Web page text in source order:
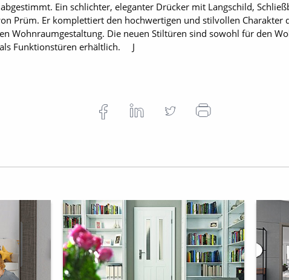
Ein schlichter, eleganter Drücker mit Langschild,
Prüm. Er komplettiert den hochwertigen und stilvollen Charakter
Wohnraumgestaltung. Die neuen Stiltüren sind sowohl für den
Funktionstüren erhältlich. J